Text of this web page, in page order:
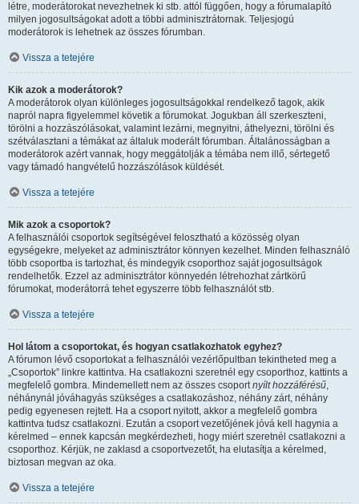
létre, moderátorokat nevezhetnek ki stb. attól függően, hogy a fórumalapító
milyen jogosultságokat adott a többi adminisztrátornak. Teljesjogú
moderátorok is lehetnek az összes fórumban.
Vissza a tetejére
Kik azok a moderátorok?
A moderátorok olyan különleges jogosultságokkal rendelkező tagok, akik
napról napra figyelemmel követik a fórumokat. Jogukban áll szerkeszteni,
törölni a hozzászólásokat, valamint lezárni, megnyitni, áthelyezni, törölni és
szétválasztani a témákat az általuk moderált fórumban. Általánosságban a
moderátorok azért vannak, hogy meggátolják a témába nem illő, sértegető
vagy támadó hangvételű hozzászólások küldését.
Vissza a tetejére
Mik azok a csoportok?
A felhasználói csoportok segítségével felosztható a közösség olyan
egységekre, melyeket az adminisztrátor könnyen kezelhet. Minden felhasználó
több csoportba is tartozhat, és mindegyik csoporthoz saját jogosultságok
rendelhetők. Ezzel az adminisztrátor könnyedén létrehozhat zártkörű
fórumokat, moderátorrá tehet egyszerre több felhasználót stb.
Vissza a tetejére
Hol látom a csoportokat, és hogyan csatlakozhatok egyhez?
A fórumon lévő csoportokat a felhasználói vezérlőpultban tekintheted meg a
„Csoportok” linkre kattintva. Ha csatlakozni szeretnél egy csoporthoz, kattints a
megfelelő gombra. Mindemellett nem az összes csoportnyílt hozzáférésű,
néhánynál jóváhagyás szükséges a csatlakozáshoz, néhány zárt, néhány
pedig egyenesen rejtett. Ha a csoport nyitott, akkor a megfelelő gombra
kattintva tudsz csatlakozni. Ezután a csoport vezetőjének jóvá kell hagynia a
kérelmed – ennek kapcsán megkérdezheti, hogy miért szeretnél csatlakozni a
csoporthoz. Kérjük, ne zaklasd a csoportvezetőt, ha elutasítja a kérelmed,
biztosan megvan az oka.
Vissza a tetejére